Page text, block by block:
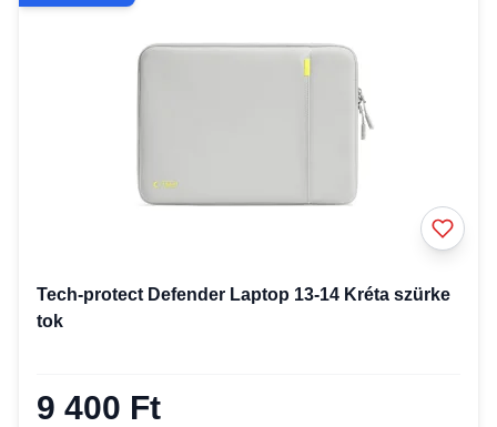
Tech-protect Defender Laptop 13-14 Kréta szürke
tok
9 400 Ft